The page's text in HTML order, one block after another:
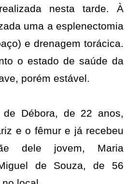
nesta tarde. À
uma a esplenectomia
e drenagem torácica.
o estado de saúde da
porém estável.
de Débora, de 22 anos,
e o fêmur e já recebeu
dele jovem, Maria
de Souza, de 56